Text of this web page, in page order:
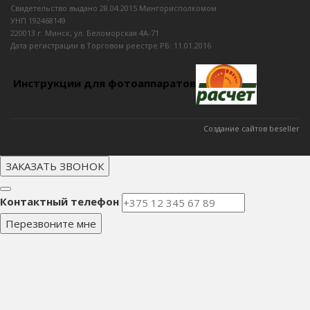
Свидетельство выдано 28.04.2015 Мингорисполкомом
УНП 192468149
220013 г. Минск, ул. Беломорская 4А-71
Дата регистрации в Торговом реестре РБ: 11.01.2016
Инструкции для фотоаппаратов
Создание сайтов beseller
ЗАКАЗАТЬ ЗВОНОК
Контактный телефон
Перезвоните мне